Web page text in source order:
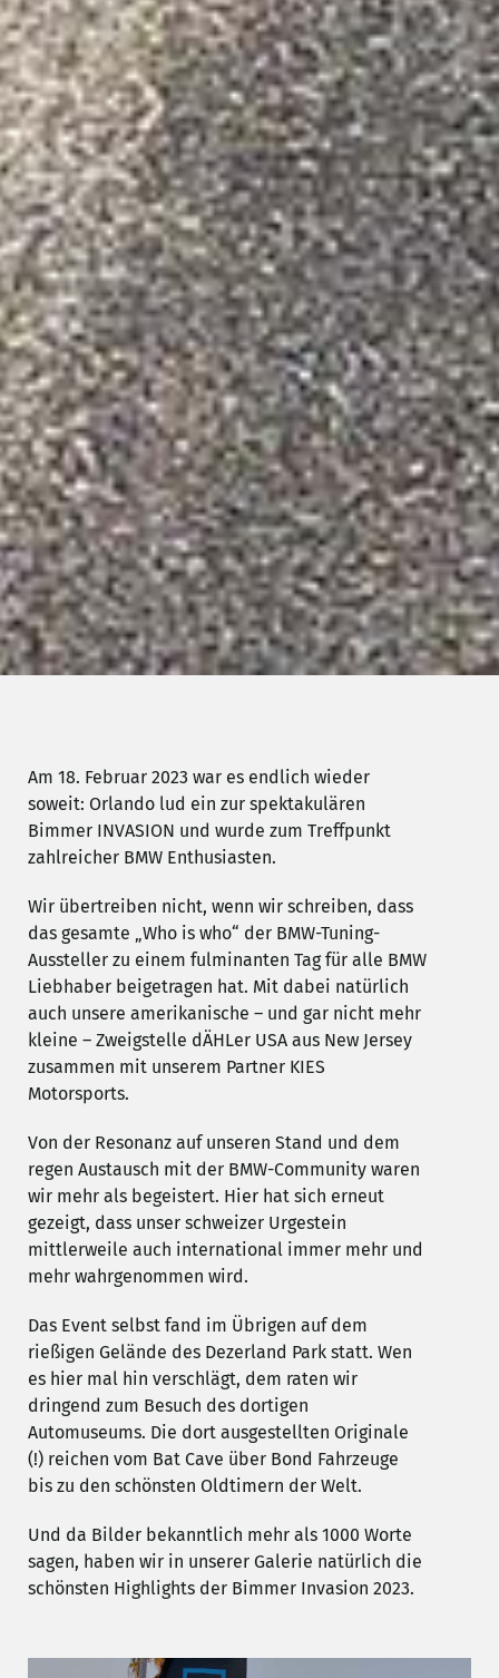
Am 18. Februar 2023 war es endlich wieder
soweit: Orlando lud ein zur spektakulären
Bimmer INVASION und wurde zum Treffpunkt
zahlreicher BMW Enthusiasten.
Wir übertreiben nicht, wenn wir schreiben, dass
das gesamte „Who is who“ der BMW-Tuning-
Aussteller zu einem fulminanten Tag für alle BMW
Liebhaber beigetragen hat. Mit dabei natürlich
auch unsere amerikanische – und gar nicht mehr
kleine – Zweigstelle dÄHLer USA aus New Jersey
zusammen mit unserem Partner KIES
Motorsports.
Von der Resonanz auf unseren Stand und dem
regen Austausch mit der BMW-Community waren
wir mehr als begeistert. Hier hat sich erneut
gezeigt, dass unser schweizer Urgestein
mittlerweile auch international immer mehr und
mehr wahrgenommen wird.
Das Event selbst fand im Übrigen auf dem
rießigen Gelände des Dezerland Park statt. Wen
es hier mal hin verschlägt, dem raten wir
dringend zum Besuch des dortigen
Automuseums. Die dort ausgestellten Originale
(!) reichen vom Bat Cave über Bond Fahrzeuge
bis zu den schönsten Oldtimern der Welt.
Und da Bilder bekanntlich mehr als 1000 Worte
sagen, haben wir in unserer Galerie natürlich die
schönsten Highlights der Bimmer Invasion 2023.